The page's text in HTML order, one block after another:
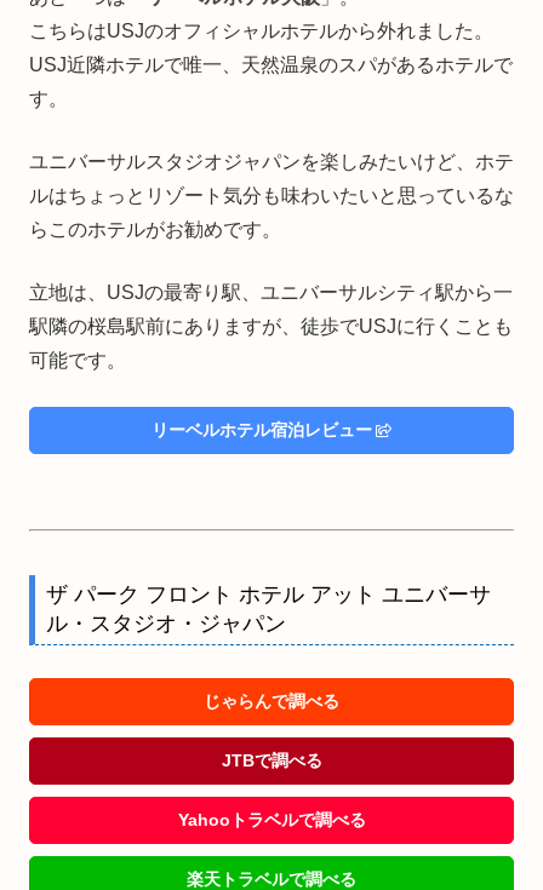
こちらはUSJのオフィシャルホテルから外れました。
USJ近隣ホテルで唯一、天然温泉のスパがあるホテルで
す。
ユニバーサルスタジオジャパンを楽しみたいけど、ホテ
ルはちょっとリゾート気分も味わいたいと思っているな
らこのホテルがお勧めです。
立地は、USJの最寄り駅、ユニバーサルシティ駅から一
駅隣の桜島駅前にありますが、徒歩でUSJに行くことも
可能です。
リーベルホテル宿泊レビュー
ザ パーク フロント ホテル アット ユニバーサ
ル・スタジオ・ジャパン
じゃらんで調べる
JTBで調べる
Yahooトラベルで調べる
楽天トラベルで調べる